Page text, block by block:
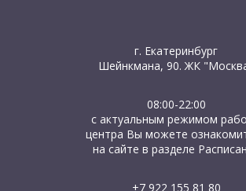
г. Екатеринбург
Шейнкмана, 90. ЖК
+7 922 155 81 80
08:00-22:00
с актуальным режимом
центра Вы можете
на сайте в разделе